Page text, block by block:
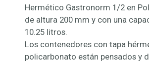
Hermético Gastronorm 1/2 en
de altura 200 mm y con una
10.25 litros.
Los contenedores con tapa
policarbonato están pensados y